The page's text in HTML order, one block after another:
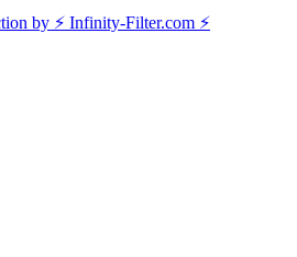
by ⚡ Infinity-Filter.com ⚡